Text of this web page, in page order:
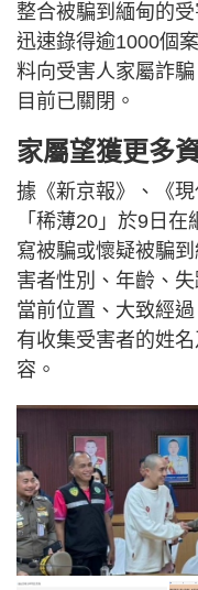
整合被騙到緬甸的
迅速錄得逾1000個
料向受害人家屬詐
目前已關閉。
家屬望獲更多
據《新京報》、《
「稀薄20」於9日
寫被騙或懷疑被騙
害者性別、年齡、
當前位置、大致經
有收集受害者的姓
容。